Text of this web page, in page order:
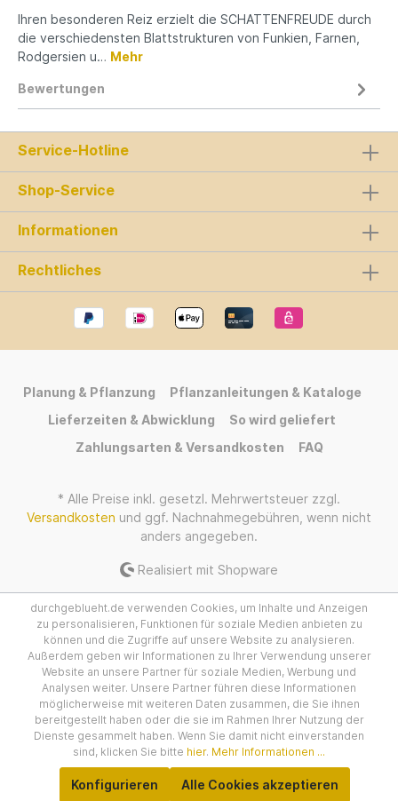
Ihren besonderen Reiz erzielt die SCHATTENFREUDE durch
die verschiedensten Blattstrukturen von Funkien, Farnen,
Rodgersien u… Mehr
Bewertungen
Service-Hotline
Shop-Service
Informationen
Rechtliches
Planung & Pflanzung
Pflanzanleitungen & Kataloge
Lieferzeiten & Abwicklung
So wird geliefert
Zahlungsarten & Versandkosten
FAQ
* Alle Preise inkl. gesetzl. Mehrwertsteuer zzgl.
Versandkosten und ggf. Nachnahmegebühren, wenn nicht
anders angegeben.
Realisiert mit Shopware
durchgeblueht.de verwenden Cookies, um Inhalte und Anzeigen
zu personalisieren, Funktionen für soziale Medien anbieten zu
können und die Zugriffe auf unsere Website zu analysieren.
Außerdem geben wir Informationen zu Ihrer Verwendung unserer
Website an unsere Partner für soziale Medien, Werbung und
Analysen weiter. Unsere Partner führen diese Informationen
möglicherweise mit weiteren Daten zusammen, die Sie ihnen
bereitgestellt haben oder die sie im Rahmen Ihrer Nutzung der
Dienste gesammelt haben. Wenn Sie damit nicht einverstanden
sind, klicken Sie bitte hier. Mehr Informationen ...
Konfigurieren Alle Cookies akzeptieren